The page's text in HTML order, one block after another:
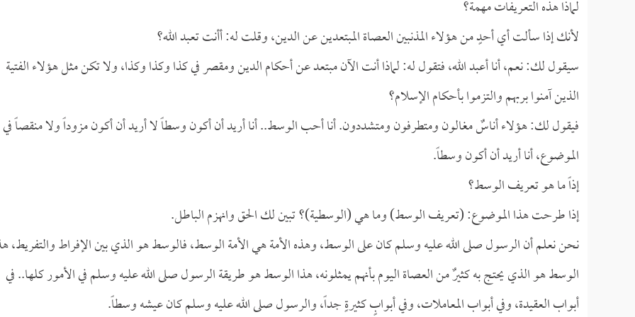
لماذا هذه التعريفات مهمة؟
لأنك إذا سألت أي أحدٍ من هؤلاء المذنبين العصاة المبتعدين عن الدين، وقلت له: أأنت تعبد الله؟
سيقول لك: نعم، أنا أعبد الله، فتقول له: لماذا أنت الآن مبتعد عن أحكام الدين ومقصر في كذا وكذا وكذا، ولا تكن مثل هؤلاء الفتية
الذين آمنوا بربهم والتزموا بأحكام الإسلام؟
فيقول لك: هؤلاء أناسٌ مغالون ومتطرفون ومتشددون. أنا أحب الوسط.. أنا أريد أن أكون وسطاً لا أريد أن أكون مزوداً ولا منقصاً في
الموضوع، أنا أريد أن أكون وسطاً.
إذاً ما هو تعريف الوسط؟
إذا طرحت هذا الموضوع: (تعريف الوسط) وما هي (الوسطية)؟ تبين لك الحق وانهزم الباطل.
نحن نعلم أن الرسول صلى الله عليه وسلم كان على الوسط، وهذه الأمة هي الأمة الوسط، فالوسط هو الذي بين الإفراط والتفريط،
الوسط هو الذي يحتج به كثيرٌ من العصاة اليوم بأنهم يمثلونه، هذا الوسط هو طريقة الرسول صلى الله عليه وسلم في الأمور كلها.. في
أبواب العقيدة، وفي أبواب المعاملات، وفي أبوابٍ كثيرةٍ جداً، والرسول صلى الله عليه وسلم كان عيشه وسطاً.